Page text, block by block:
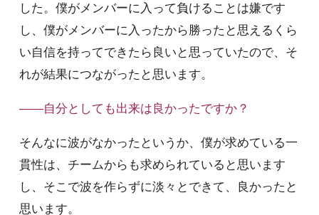
した。僕がメンバーに入って負けることは嫌です
し、僕がメンバーに入ったから勝ったと思えるくら
い自信を持ってできたら良いと思っていたので、そ
れが結果につながったと思います。
――自分としても出来は良かったですか？
そんなに波がなかったというか、僕が求めている一
貫性は、チームからも求められていると思います
し、そこで波を作らずに淡々とできて、良かったと
思います。